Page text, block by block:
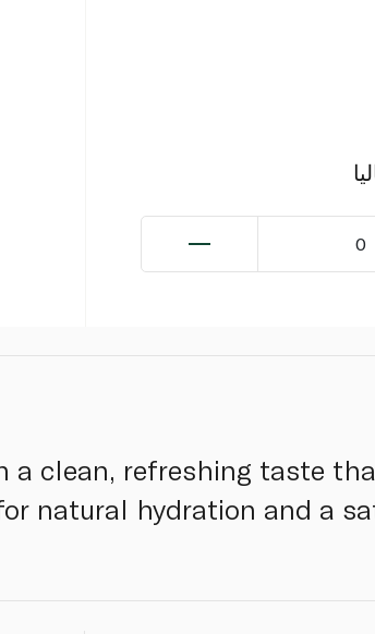
0
clean, refreshing taste
natural hydration and a